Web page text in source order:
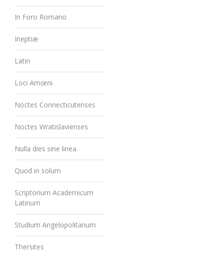
In Foro Romano
Ineptiæ
Latin
Loci Amœni
Noctes Connecticutenses
Noctes Wratislavienses
Nulla dies sine linea
Quod in solum
Scriptorium Academicum
Latinum
Studium Angelopolitanum
Thersites